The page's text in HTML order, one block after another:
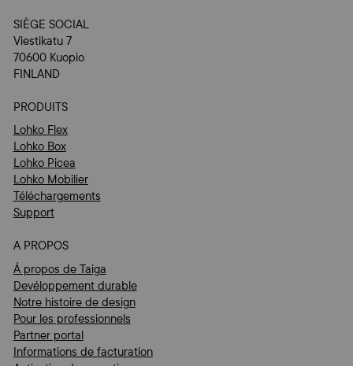
SIÈGE SOCIAL
Viestikatu 7
70600 Kuopio
FINLAND
PRODUITS
Lohko Flex
Lohko Box
Lohko Picea
Lohko Mobilier
Téléchargements
Support
A PROPOS
Á propos de Taiga
Devéloppement durable
Notre histoire de design
Pour les professionnels
Partner portal
Informations de facturation